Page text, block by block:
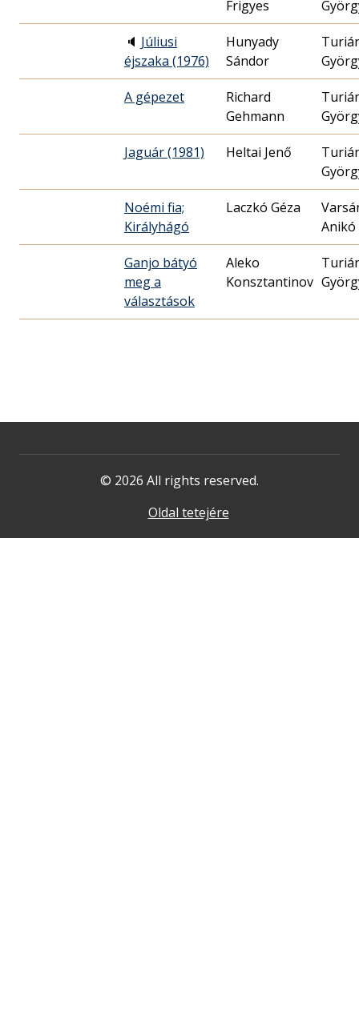
Frigyes
🔈 Júliusi
éjszaka (1976)
Hunyady
Sándor
A gépezet
Richard
Gehmann
Jaguár (1981) Heltai Jenő
Noémi fia;
Királyhágó
Laczkó Géza
Anikó
Ganjo bátyó
meg a
választások
Aleko
Konsztantinov
© 2026 All rights reserved.
Oldal tetejére